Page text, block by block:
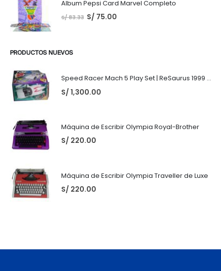
Album Pepsi Card Marvel Completo
S/83.33 S/ 75.00
PRODUCTOS NUEVOS
Speed Racer Mach 5 Play Set | ReSaurus 1999 | Meteoro
S/ 1,300.00
Máquina de Escribir Olympia Royal-Brother
S/ 220.00
Máquina de Escribir Olympia Traveller de Luxe
S/ 220.00